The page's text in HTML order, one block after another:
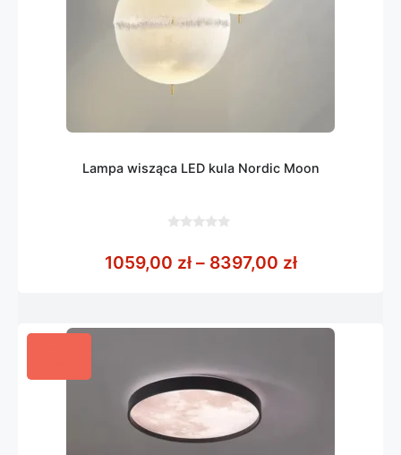
Lampa wisząca LED kula Nordic Moon
5
1059,00 zł – 8397,00 złZakres cen: